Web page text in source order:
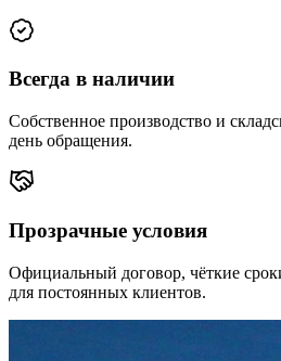
Всегда в наличии
Собственное производство и
день обращения.
Прозрачные условия
Официальный договор, чёткие
для постоянных клиентов.